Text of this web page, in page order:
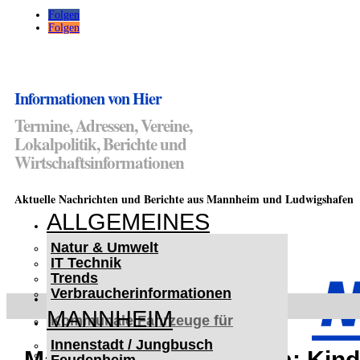
Folgen
Folgen
Informationen von Hier
Termine, Adressen, Vereine,
Lokalpolitik, Berichte und
Wirtschaftsinformationen
Aktuelle Nachrichten und Berichte aus Mannheim und Ludwigshafen
ALLGEMEINES
Natur & Umwelt
IT Technik
Trends
Verbraucherinformationen
MANNHEIM
Innenstadt / Jungbusch
< UKRAINE >
Kommunale Fahrzeuge für
Czernowitz
Nutzfahrzeuge für Czernowitz